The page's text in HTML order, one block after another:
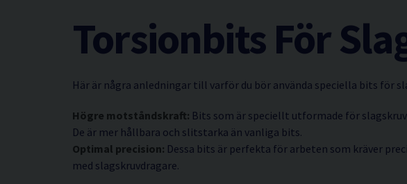
Torsionbits För
Här är några anledningar till varför du bör använda speciella bits för
Högre motståndskraft: Bits som är speciellt utformade för
De är mer hållbara och slitstarka än vanliga bits.
Optimal precision: Dessa bits är perfekta för arbeten som kräver
med slagskruvdragare.